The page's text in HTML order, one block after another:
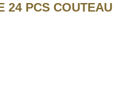
24 PCS COUTEAU